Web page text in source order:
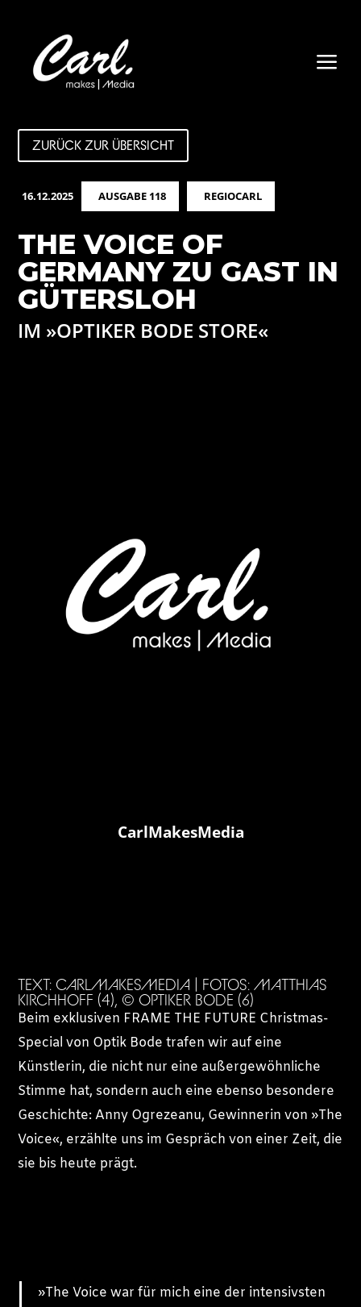
a
ZURÜCK ZUR ÜBERSICHT
16.12.2025 AUSGABE 118 REGIOCARL
THE VOICE OF
GERMANY ZU GAST IN
GÜTERSLOH
IM »OPTIKER BODE STORE«
CarlMakesMedia
TEXT: CARLMAKESMEDIA | FOTOS: MATTHIAS
KIRCHHOFF (4), © OPTIKER BODE (6)
Beim exklusiven FRAME THE FUTURE Christmas-
Special von Optik Bode trafen wir auf eine
Künstlerin, die nicht nur eine außergewöhnliche
Stimme hat, sondern auch eine ebenso besondere
Geschichte: Anny Ogrezeanu, Gewinnerin von »The
Voice«, erzählte uns im Gespräch von einer Zeit, die
sie bis heute prägt.
»The Voice war für mich eine der intensivsten